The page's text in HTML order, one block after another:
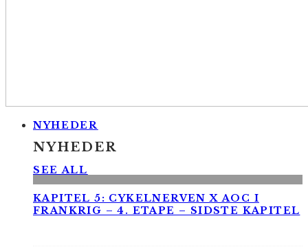
NYHEDER
NYHEDER
SEE ALL
KAPITEL 5: CYKELNERVEN X AOC I
FRANKRIG – 4. ETAPE – SIDSTE KAPITEL